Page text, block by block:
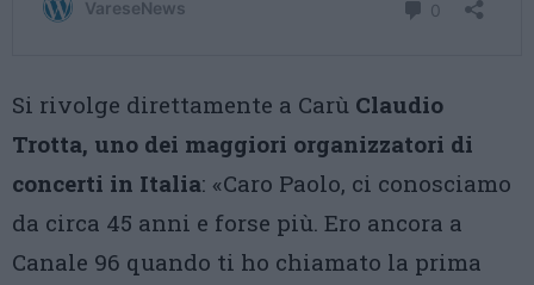
Si rivolge direttamente a Carù Claudio
Trotta, uno dei maggiori organizzatori di
concerti in Italia: «Caro Paolo, ci conosciamo
da circa 45 anni e forse più. Ero ancora a
Canale 96 quando ti ho chiamato la prima